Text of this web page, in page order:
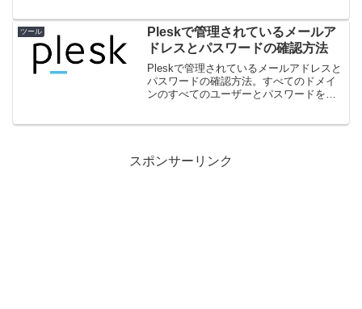
迷惑メール設定により拒否さ...
ツール
Pleskで管理されているメールア
ドレスとパスワードの確認方法
Pleskで管理されているメールアドレスと
パスワードの確認方法。すべてのドメイ
ンのすべてのユーザーとパスワードを表
スポンサーリンク